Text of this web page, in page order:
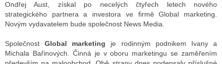
TELEVIZE
VYSÍLAČE
Ondřej Aust, získal po necelých čtyřech letech nového
strategického partnera a investora ve firmě Global marketing.
Novým vydavatelem bude společnost News Media.
SpolečnostGlobal marketing je rodinným podnikem Ivany a
Michala Bařinových. Činná je v oboru marketingu se zaměřením